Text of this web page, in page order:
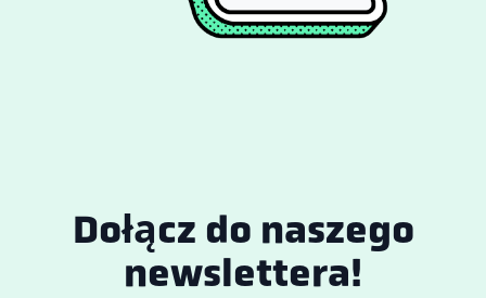
Dołącz do naszego
newslettera!